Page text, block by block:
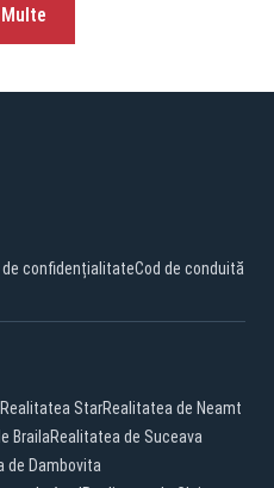
de confidențialitateCod de conduită
Realitatea StarRealitatea de Neamt
BrailaRealitatea de Suceava
de Dambovita